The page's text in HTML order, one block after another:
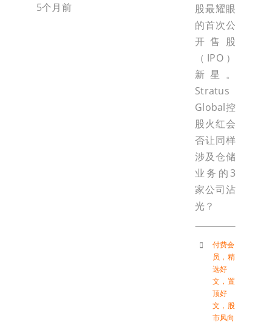
5个月前
股最耀眼
的首次公
开售股
（IPO）
新星。
Stratus
Global控
股火红会
否让同样
涉及仓储
业务的3
家公司沾
光？
付费会
员 ， 精
选好
文 ， 置
顶好
文 ， 股
市风向